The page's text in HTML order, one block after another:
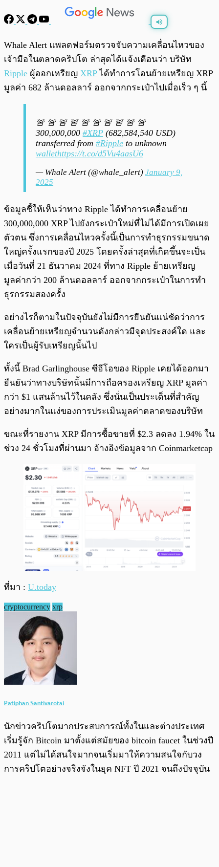
0:00
Whale Alert แพลตฟอร์มตรวจจับความเคลื่อนไหวของ
เจ้ามือในตลาดคริปโต ล่าสุดได้แจ้งเตือนว่า บริษัท
Ripple ผู้ออกเหรียญ XRPได้ทำการโอนย้ายเหรียญ XRP
มูลค่า 682 ล้านดอลลาร์ ออกจากกระเป๋าไปเมื่อเร็ว ๆ นี้
🚨 🚨 🚨 🚨 🚨 🚨 🚨 🚨 🚨 🚨
300,000,000 #XRP (682,584,540 USD)
transferred from #Ripple to unknown
wallethttps://t.co/d5Vu4aasU6
— Whale Alert (@whale_alert) January 9,
2025
ข้อมูลชี้ให้เห็นว่าทาง Ripple ได้ทำการเคลื่อนย้าย
300,000,000 XRP ไปยังกระเป๋าใหม่ที่ไม่ได้มีการเปิดเผย
ตัวตน ซึ่งการเคลื่อนไหวครั้งนี้เป็นการทำธุรกรรมขนาด
ใหญ่ครั้งแรกของปี 2025 โดยครั้งล่าสุดที่เกิดขึ้นจะเป็น
เมื่อวันที่ 21 ธันวาคม 2024 ที่ทาง Ripple ย้ายเหรียญ
มูลค่ากว่า 200 ล้านดอลลาร์ ออกจากกระเป๋าในการทำ
ธุรกรรมสองครั้ง
อย่างไรก็ตามในปัจจุบันยังไม่มีการยืนยันแน่ชัดว่าการ
เคลื่อนย้ายเหรียญจำนวนดังกล่าวมีจุดประสงค์ใด และ
ใครเป็นผู้รับเหรียญนั้นไป
ทั้งนี้ Brad Garlinghouse ซีอีโอของ Ripple เคยได้ออกมา
ยืนยันว่าทางบริษัทนั้นมีการถือครองเหรียญ XRP มูลค่า
กว่า $1 แสนล้านไว้ในคลัง ซึ่งนั่นเป็นประเด็นที่สำคัญ
อย่างมากในแง่ของการประเมินมูลค่าตลาดของบริษัท
ขณะที่รายงาน XRP มีการซื้อขายที่ $2.3 ลดลง 1.94% ใน
ช่วง 24 ชั่วโมงที่ผ่านมา อ้างอิงข้อมูลจาก Coinmarketcap
ที่มา : U.today
cryptocurrency xrp
Patiphan Santivarotai
นักข่าวคริปโตมากประสบการณ์ทั้งในและต่างประเทศ
เริ่มรู้จัก Bitcoin มาตั้งแต่สมัยของ bitcoin faucet ในช่วงปี
2011 แต่ไม่ได้สนใจมากจนเริ่มมาให้ความสนใจกับวง
การคริปโตอย่างจริงจังในยุค NFT ปี 2021 จนถึงปัจจุบัน